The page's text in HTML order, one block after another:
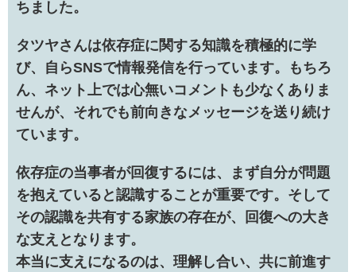
ちました。
タツヤさんは依存症に関する知識を積極的に学
び、自らSNSで情報発信を行っています。もちろ
ん、ネット上では心無いコメントも少なくありま
せんが、それでも前向きなメッセージを送り続け
ています。
依存症の当事者が回復するには、まず自分が問題
を抱えていると認識することが重要です。そして
その認識を共有する家族の存在が、回復への大き
な支えとなります。
本当に支えになるのは、理解し合い、共に前進す